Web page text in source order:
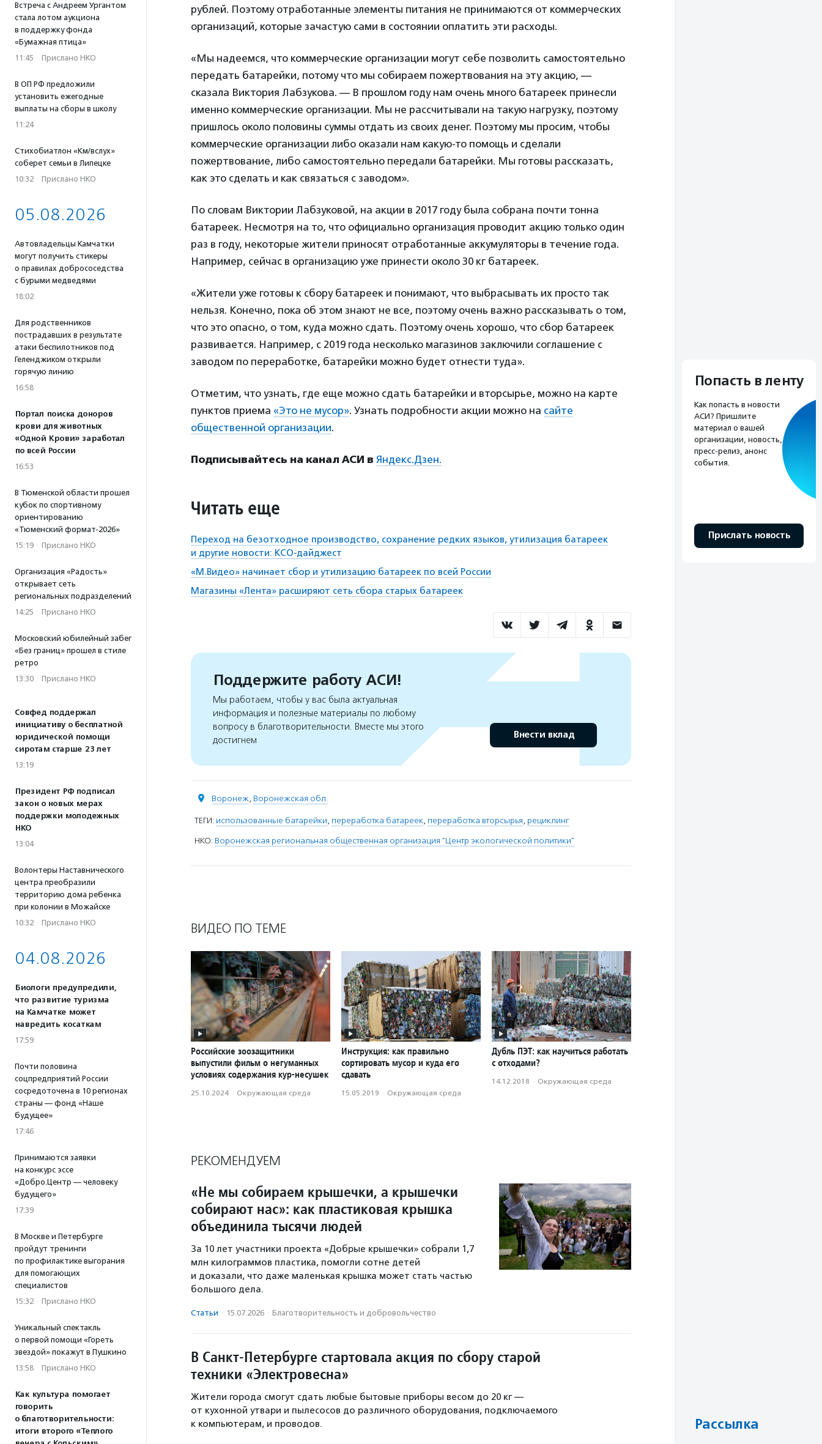
Встреча с Андреем Ургантом
стала лотом аукциона
в поддержку фонда
«Бумажная птица»
11:45 · Прислано НКО
В ОП РФ предложили
установить ежегодные
выплаты на сборы в школу
11:24
Стихобиатлон «Км/вслух»
соберет семьи в Липецке
10:32 · Прислано НКО
05.08.2026
Автовладельцы Камчатки
могут получить стикеры
о правилах добрососедства
с бурыми медведями
18:02
Для родственников
пострадавших в результате
атаки беспилотников под
Геленджиком открыли
горячую линию
16:58
Портал поиска доноров
крови для животных
«Одной Крови» заработал
по всей России
16:53
В Тюменской области прошел
кубок по спортивному
ориентированию
«Тюменский формат-2026»
15:19 · Прислано НКО
Организация «Радость»
открывает сеть
региональных подразделений
14:25 · Прислано НКО
Московский юбилейный забег
«Без границ» прошел в стиле
ретро
13:30 · Прислано НКО
Совфед поддержал
инициативу о бесплатной
юридической помощи
сиротам старше 23 лет
13:19
Президент РФ подписал
закон о новых мерах
поддержки молодежных
НКО
13:04
Волонтеры Наставнического
центра преобразили
территорию дома ребенка
при колонии в Можайске
10:32 · Прислано НКО
04.08.2026
Биологи предупредили,
что развитие туризма
на Камчатке может
навредить косаткам
17:59
Почти половина
соцпредприятий России
сосредоточена в 10 регионах
страны — фонд «Наше
будущее»
17:46
Принимаются заявки
на конкурс эссе
«Добро.Центр — человеку
будущего»
17:39
В Москве и Петербурге
пройдут тренинги
по профилактике выгорания
для помогающих
специалистов
15:32 · Прислано НКО
Уникальный спектакль
о первой помощи «Гореть
звездой» покажут в Пушкино
13:58 · Прислано НКО
Как культура помогает
говорить
о благотворительности:
итоги второго «Теплого
рублей. Поэтому отработанные элементы питания не принимаются от коммерческих
организаций, которые зачастую сами в состоянии оплатить эти расходы.
«Мы надеемся, что коммерческие организации могут себе позволить самостоятельно
передать батарейки, потому что мы собираем пожертвования на эту акцию, —
сказала Виктория Лабзукова. — В прошлом году нам очень много батареек принесли
именно коммерческие организации. Мы не рассчитывали на такую нагрузку, поэтому
пришлось около половины суммы отдать из своих денег. Поэтому мы просим, чтобы
коммерческие организации либо оказали нам какую-то помощь и сделали
пожертвование, либо самостоятельно передали батарейки. Мы готовы рассказать,
как это сделать и как связаться с заводом».
По словам Виктории Лабзуковой, на акции в 2017 году была собрана почти тонна
батареек. Несмотря на то, что официально организация проводит акцию только один
раз в году, некоторые жители приносят отработанные аккумуляторы в течение года.
Например, сейчас в организацию уже принести около 30 кг батареек.
«Жители уже готовы к сбору батареек и понимают, что выбрасывать их просто так
нельзя. Конечно, пока об этом знают не все, поэтому очень важно рассказывать о том,
что это опасно, о том, куда можно сдать. Поэтому очень хорошо, что сбор батареек
развивается. Например, с 2019 года несколько магазинов заключили соглашение с
заводом по переработке, батарейки можно будет отнести туда».
Отметим, что узнать, где еще можно сдать батарейки и вторсырье, можно на карте
пунктов приема «Это не мусор». Узнать подробности акции можно на сайте
общественной организации.
Подписывайтесь на канал АСИ в Яндекс.Дзен.
Читать еще
Переход на безотходное производство, сохранение редких языков, утилизация батареек
и другие новости: КСО-дайджест
«М.Видео» начинает сбор и утилизацию батареек по всей России
Магазины «Лента» расширяют сеть сбора старых батареек
Поддержите работу АСИ!
Мы работаем, чтобы у вас была актуальная
информация и полезные материалы по любому
вопросу в благотворительности. Вместе мы этого
достигнем
Внести вклад
Воронеж, Воронежская обл.
ТЕГИ: использованные батарейки, переработка батареек, переработка вторсырья, рециклинг
НКО: Воронежская региональная общественная организация "Центр экологической политики"
ВИДЕО ПО ТЕМЕ
Российские зоозащитники
выпустили фильм о негуманных
условиях содержания кур-несушек
25.10.2024 · Окружающая среда
Инструкция: как правильно
сортировать мусор и куда его
сдавать
15.05.2019 · Окружающая среда
Дубль ПЭТ: как научиться работать
с отходами?
14.12.2018 · Окружающая среда
РЕКОМЕНДУЕМ
«Не мы собираем крышечки, а крышечки
собирают нас»: как пластиковая крышка
объединила тысячи людей
За 10 лет участники проекта «Добрые крышечки» собрали 1,7
млн килограммов пластика, помогли сотне детей
и доказали, что даже маленькая крышка может стать частью
большого дела.
Статьи · 15.07.2026 · Благотвори­тель­ность и доброволь­чест­во
В Санкт-Петербурге стартовала акция по сбору старой
техники «Электровесна»
Жители города смогут сдать любые бытовые приборы весом до 20 кг —
от кухонной утвари и пылесосов до различного оборудования, подключаемого
к компьютерам, и проводов.
Попасть в ленту
Как попасть в новости
АСИ? Пришлите
материал о вашей
организации, новость,
пресс-релиз, анонс
события.
Прислать новость
Рассылка